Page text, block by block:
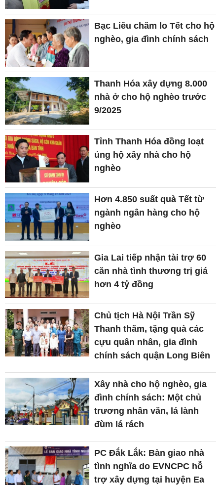
Bạc Liêu chăm lo Tết cho hộ
nghèo, gia đình chính sách
Thanh Hóa xây dựng 8.000
nhà ở cho hộ nghèo trước
9/2025
Tỉnh Thanh Hóa đồng loạt
ủng hộ xây nhà cho hộ
nghèo
Hơn 4.850 suất quà Tết từ
ngành ngân hàng cho hộ
nghèo
Gia Lai tiếp nhận tài trợ 60
căn nhà tình thương trị giá
hơn 4 tỷ đồng
Chủ tịch Hà Nội Trần Sỹ
Thanh thăm, tặng quà các
cựu quân nhân, gia đình
chính sách quận Long Biên
Xây nhà cho hộ nghèo, gia
đình chính sách: Một chủ
trương nhân văn, lá lành
đùm lá rách
PC Đắk Lắk: Bàn giao nhà
tình nghĩa do EVNCPC hỗ
trợ xây dựng tại huyện Ea